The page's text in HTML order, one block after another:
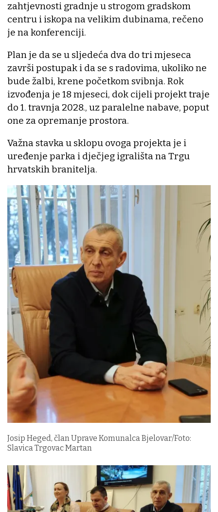
zahtjevnosti gradnje u strogom gradskom
centru i iskopa na velikim dubinama, rečeno
je na konferenciji.
Plan je da se u sljedeća dva do tri mjeseca
završi postupak i da se s radovima, ukoliko ne
bude žalbi, krene početkom svibnja. Rok
izvođenja je 18 mjeseci, dok cijeli projekt traje
do 1. travnja 2028., uz paralelne nabave, poput
one za opremanje prostora.
Važna stavka u sklopu ovoga projekta je i
uređenje parka i dječjeg igrališta na Trgu
hrvatskih branitelja.
Josip Heged, član Uprave Komunalca Bjelovar/Foto:
Slavica Trgovac Martan